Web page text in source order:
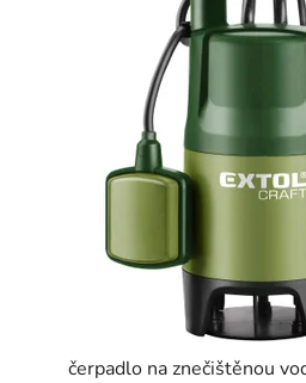
čerpadlo na znečištěnou